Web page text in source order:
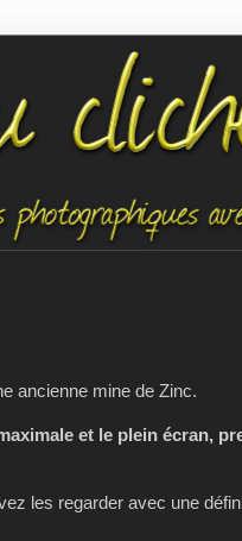
ancienne mine de Zinc.
et le plein écran,
les regarder avec une